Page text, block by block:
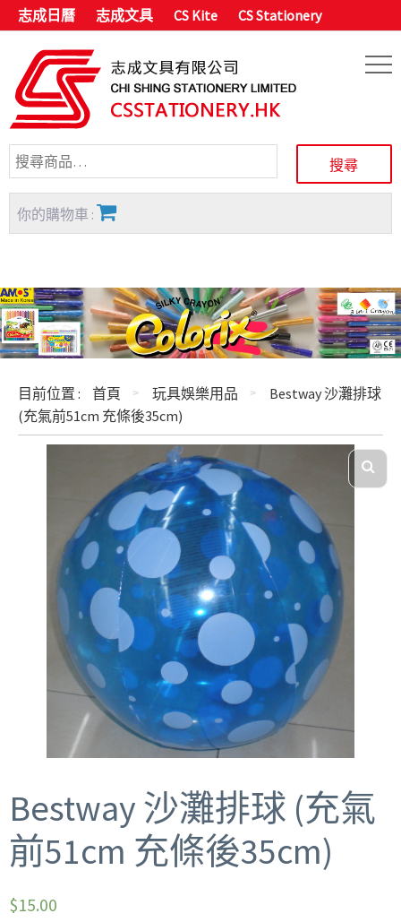
志成日曆 志成文具 CS Kite CS Stationery
你的購物車 :
目前位置 : 首頁 玩具娛樂用品
Bestway 沙灘排球
(充氣前51cm 充條後35cm)
Bestway 沙灘排球 (充氣
前51cm 充條後35cm)
$15.00